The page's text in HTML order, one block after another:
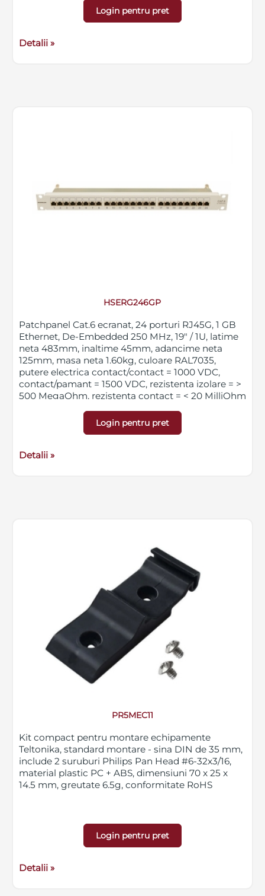
Login pentru pret
Detalii »
HSERG246GP
Patchpanel Cat.6 ecranat, 24 porturi RJ45G, 1 GB
Ethernet, De-Embedded 250 MHz, 19" / 1U, latime
neta 483mm, inaltime 45mm, adancime neta
125mm, masa neta 1.60kg, culoare RAL7035,
putere electrica contact/contact = 1000 VDC,
contact/pamant = 1500 VDC, rezistenta izolare = >
500 MegaOhm, rezistenta contact = < 20 MilliOhm
Login pentru pret
Detalii »
PR5MEC11
Kit compact pentru montare echipamente
Teltonika, standard montare - sina DIN de 35 mm,
include 2 suruburi Philips Pan Head #6-32x3/16,
material plastic PC + ABS, dimensiuni 70 x 25 x
14.5 mm, greutate 6.5g, conformitate RoHS
Login pentru pret
Detalii »